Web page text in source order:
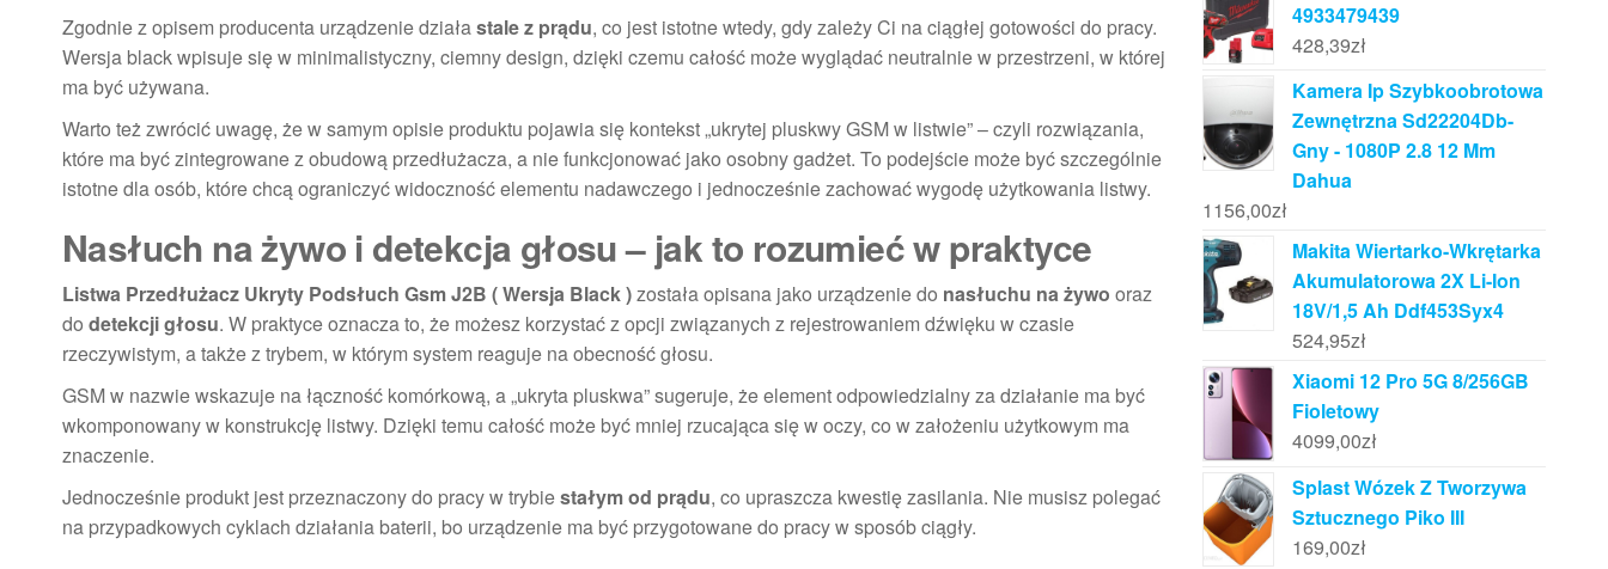
Zgodnie z opisem producenta urządzenie działastale z prądu, co jest istotne wtedy, gdy zależy Ci na ciągłej gotowości do pracy.
Wersja black wpisuje się w minimalistyczny, ciemny design, dzięki czemu całość może wyglądać neutralnie w przestrzeni, w której
ma być używana.
Warto też zwrócić uwagę, że w samym opisie produktu pojawia się kontekst „ukrytej pluskwy GSM w listwie” – czyli rozwiązania,
które ma być zintegrowane z obudową przedłużacza, a nie funkcjonować jako osobny gadżet. To podejście może być szczególnie
istotne dla osób, które chcą ograniczyć widoczność elementu nadawczego i jednocześnie zachować wygodę użytkowania listwy.
Nasłuch na żywo i detekcja głosu – jak to rozumieć w praktyce
Listwa Przedłużacz Ukryty Podsłuch Gsm J2B ( Wersja Black )została opisana jako urządzenie do nasłuchu na żywo oraz
do detekcji głosu. W praktyce oznacza to, że możesz korzystać z opcji związanych z rejestrowaniem dźwięku w czasie
rzeczywistym, a także z trybem, w którym system reaguje na obecność głosu.
GSM w nazwie wskazuje na łączność komórkową, a „ukryta pluskwa” sugeruje, że element odpowiedzialny za działanie ma być
wkomponowany w konstrukcję listwy. Dzięki temu całość może być mniej rzucająca się w oczy, co w założeniu użytkowym ma
znaczenie.
Jednocześnie produkt jest przeznaczony do pracy w trybiestałym od prądu, co upraszcza kwestię zasilania. Nie musisz polegać
na przypadkowych cyklach działania baterii, bo urządzenie ma być przygotowane do pracy w sposób ciągły.
4933479439
428,39zł
Kamera Ip Szybkoobrotowa
Zewnętrzna Sd22204Db-
Gny - 1080P 2.8 12 Mm
Dahua
1156,00zł
Makita Wiertarko-Wkrętarka
Akumulatorowa 2X Li-Ion
18V/1,5 Ah Ddf453Syx4
524,95zł
Xiaomi 12 Pro 5G 8/256GB
Fioletowy
4099,00zł
Splast Wózek Z Tworzywa
Sztucznego Piko III
169,00zł